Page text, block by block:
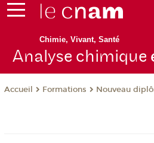
Chimie, Vivant, Santé
Analyse chimique
Accueil Formations Nouveau